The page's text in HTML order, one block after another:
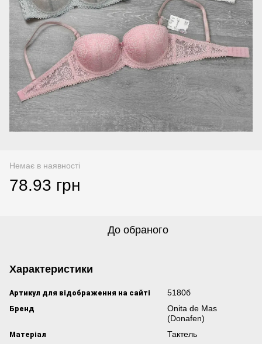
Немає в наявності
78.93 грн
До обраного
Характеристики
Артикул для відображення на сайті 5180б
Бренд
Onita de Mas
(Donafen)
Матеріал Тактель